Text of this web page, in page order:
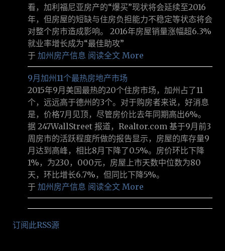
看，加利福尼亚房产的“爆买”现状将会延续至2016
年，但房屋的短缺与住房负担能力不稳定等状态将会
对整个房市造成影响。 2016年房屋销量涨幅超6.3%
就业率增长成为“最佳助攻”
于 加州房产信息 阅读全文 More
9月加州11个最热房地产市场
2015年9月美国最热的20个住房市场，加州占了11
个，远远高于德州的3个。对于购房者来说，好消息
是，价格7月见顶，尽管房价比去年同期高出6%。
据 247WallStreet 报道，Realtor.com 基于9月前3
周房市的活跃程度所做的报告显示，房屋的库存量9
月达到高峰，相比8月下降了0.5%。房价环比下降
1%，为230，000元，房屋上市天数中位数为80
天，环比增长6.7%，但同比下降5%。
于 加州房产信息 阅读全文 More
订阅此RSS源